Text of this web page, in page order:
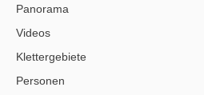
Panorama
Videos
Klettergebiete
Personen